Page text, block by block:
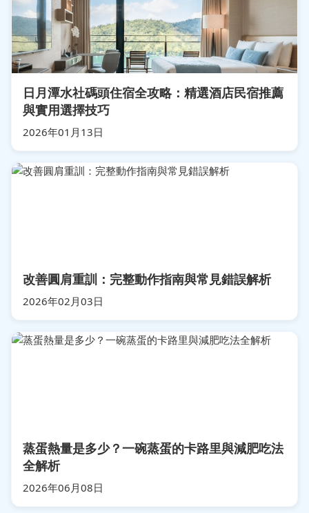
日月潭水社碼頭住宿全攻略：精選酒店民宿推薦
與實用選擇技巧
2026年01月13日
改善圓肩重訓：完整動作指南與常見錯誤解析
2026年02月03日
蒸蛋熱量是多少？一碗蒸蛋的卡路里與減肥吃法
全解析
2026年06月08日